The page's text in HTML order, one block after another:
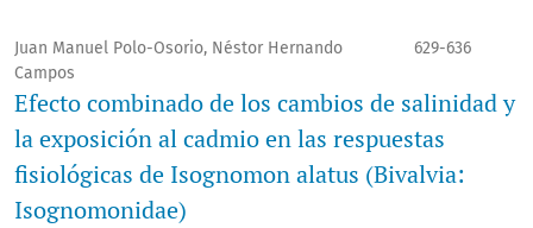
Juan Manuel Polo-Osorio, Néstor Hernando
Campos
629-636
Efecto combinado de los cambios de salinidad y
la exposición al cadmio en las respuestas
fisiológicas de Isognomon alatus (Bivalvia:
Isognomonidae)